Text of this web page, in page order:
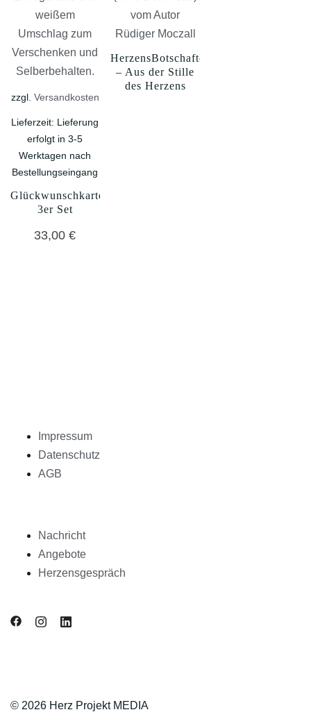
zzgl. Versandkosten
Lieferzeit: Lieferung
erfolgt in 3-5
Werktagen nach
Bestellungseingang
Glückwunschkarten
3er Set
33,00€
HerzensBotschaften
– Aus der Stille
des Herzens
Impressum
Datenschutz
AGB
Nachricht
Angebote
Herzensgespräch
© 2026 Herz Projekt MEDIA